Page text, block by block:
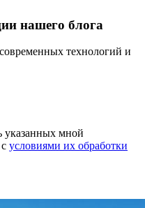
нашего блога
технологий и
указанных мной
условиями их обработки